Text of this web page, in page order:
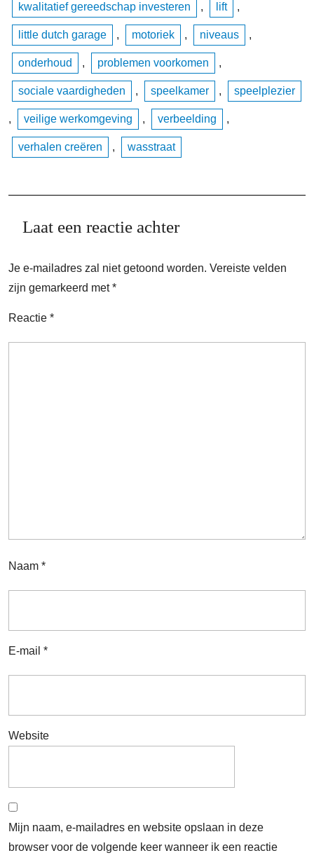
kwalitatief gereedschap investeren , lift ,
little dutch garage , motoriek , niveaus ,
onderhoud , problemen voorkomen ,
sociale vaardigheden , speelkamer , speelplezier
, veilige werkomgeving , verbeelding ,
verhalen creëren , wasstraat
Laat een reactie achter
Je e-mailadres zal niet getoond worden. Vereiste velden
zijn gemarkeerd met*
Reactie *
Naam *
E-mail *
Website
Mijn naam, e-mailadres en website opslaan in deze
browser voor de volgende keer wanneer ik een reactie